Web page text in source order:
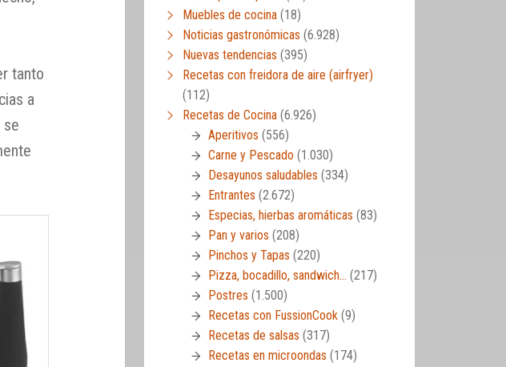
tanto
a
se
Muebles de cocina (18)
Noticias gastronómicas (6.928)
Nuevas tendencias (395)
Recetas con freidora de aire (airfryer)
(112)
Recetas de Cocina (6.926)
Aperitivos (556)
Carne y Pescado (1.030)
Desayunos saludables (334)
Entrantes (2.672)
Especias, hierbas aromáticas (83)
Pan y varios (208)
Pinchos y Tapas (220)
Pizza, bocadillo, sandwich… (217)
Postres (1.500)
Recetas con FussionCook (9)
Recetas de salsas (317)
Recetas en microondas (174)